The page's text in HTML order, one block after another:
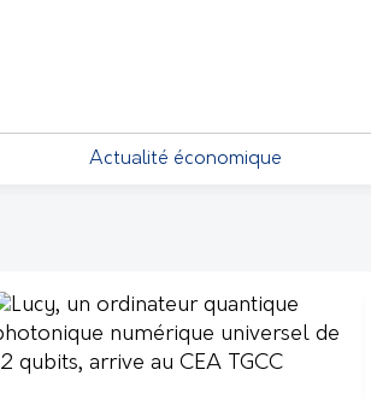
Actualité économique